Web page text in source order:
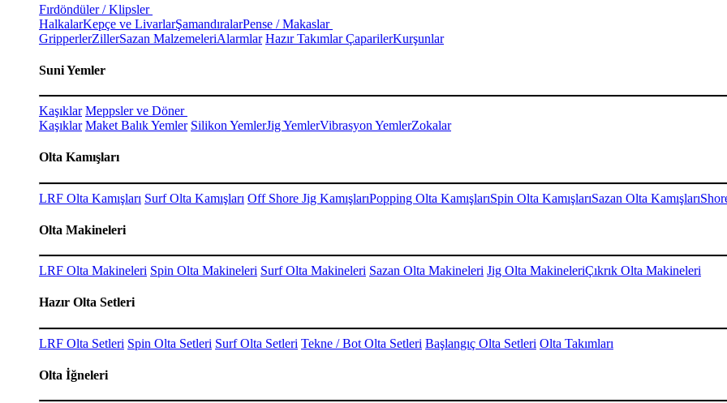
Fırdöndüler / Klipsler
HalkalarKepçe ve LivarlarŞamandıralarPense / Makaslar
GripperlerZillerSazan MalzemeleriAlarmlar Hazır Takımlar ÇaparilerKurşunlar
Suni Yemler
Kaşıklar Meppsler ve Döner
Kaşıklar Maket Balık Yemler Silikon YemlerJig YemlerVibrasyon YemlerZokalar
Olta Kamışları
LRF Olta Kamışları Surf Olta Kamışları Off Shore Jig KamışlarıPopping Olta KamışlarıSpin Olta KamışlarıSazan Olta Kamışları
Olta Makineleri
LRF Olta Makineleri Spin Olta Makineleri Surf Olta Makineleri Sazan Olta Makineleri Jig Olta MakineleriÇıkrık Olta Makineleri
Hazır Olta Setleri
LRF Olta Setleri Spin Olta Setleri Surf Olta Setleri Tekne / Bot Olta Setleri Başlangıç Olta Setleri Olta Takımları
Olta İğneleri